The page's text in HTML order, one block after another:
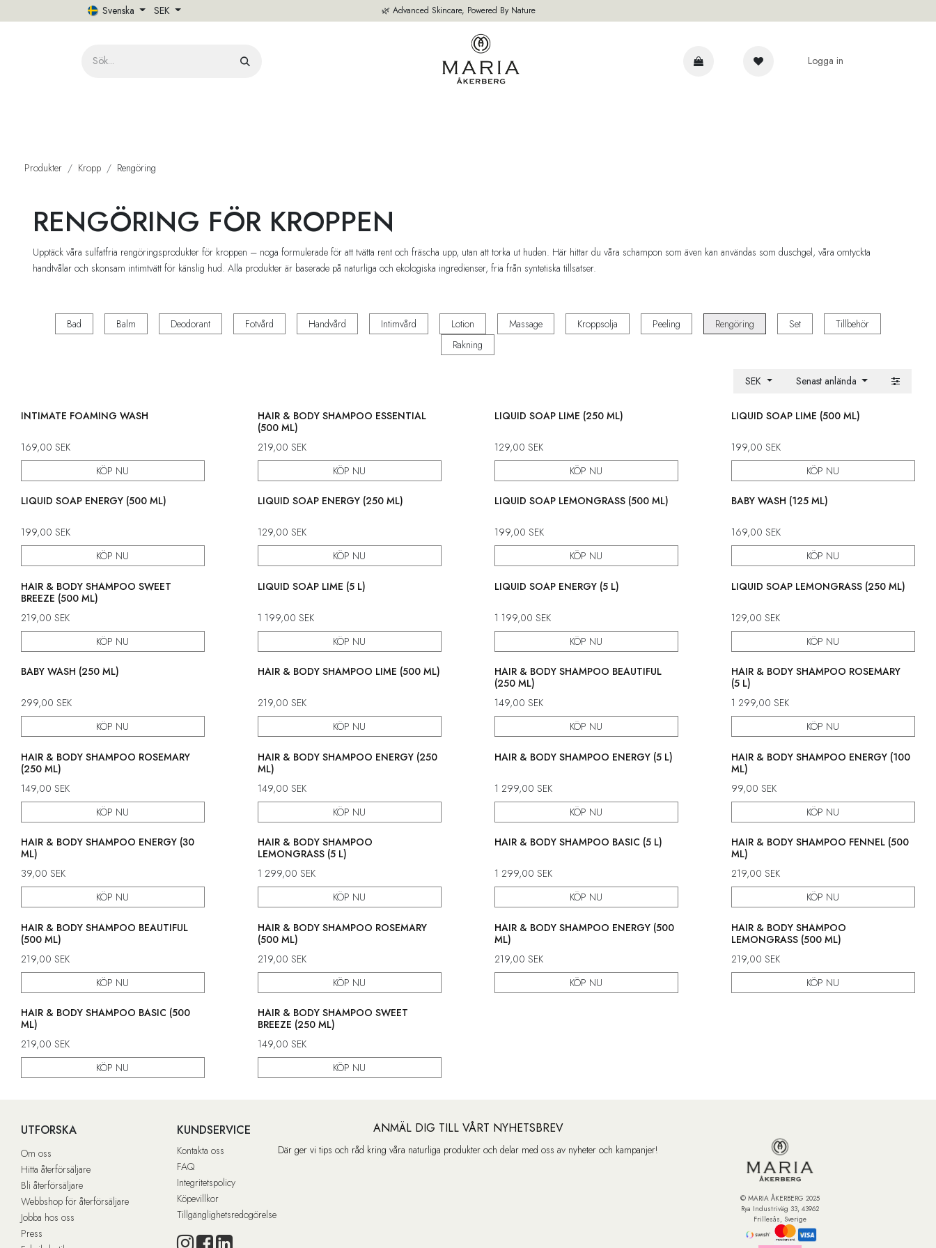
Svenska SEK 🌿 Advanced Skincare, Powered By Nature
Logga in
Produkter Kropp Rengöring
RENGÖRING FÖR KROPPEN
Upptäck våra sulfatfria rengöringsprodukter för kroppen – noga formulerade för att tvätta rent och fräscha upp, utan att torka ut huden. Här hittar du våra schampon som även kan användas som duschgel, våra omtyckta
handtvålar och skonsam intimtvätt för känslig hud. Alla produkter är baserade på naturliga och ekologiska ingredienser, fria från syntetiska tillsatser.
Bad Balm Deodorant Fotvård Handvård Intimvård Lotion Massage Kroppsolja Peeling Rengöring Set
Tillbehör
Rakning
SEK Senast anlända
INTIMATE FOAMING WASH
169,00 SEK
KÖP NU
HAIR & BODY SHAMPOO ESSENTIAL
(500 ML)
219,00 SEK
KÖP NU
LIQUID SOAP LIME (250 ML)
129,00 SEK
KÖP NU
LIQUID SOAP LIME (500 ML)
199,00 SEK
KÖP NU
LIQUID SOAP ENERGY (500 ML)
199,00 SEK
KÖP NU
LIQUID SOAP ENERGY (250 ML)
129,00 SEK
KÖP NU
LIQUID SOAP LEMONGRASS (500 ML)
199,00 SEK
KÖP NU
BABY WASH (125 ML)
169,00 SEK
KÖP NU
HAIR & BODY SHAMPOO SWEET
BREEZE (500 ML)
219,00 SEK
KÖP NU
LIQUID SOAP LIME (5 L)
1 199,00 SEK
KÖP NU
LIQUID SOAP ENERGY (5 L)
1 199,00 SEK
KÖP NU
LIQUID SOAP LEMONGRASS (250 ML)
129,00 SEK
KÖP NU
BABY WASH (250 ML)
299,00 SEK
KÖP NU
HAIR & BODY SHAMPOO LIME (500 ML)
219,00 SEK
KÖP NU
HAIR & BODY SHAMPOO BEAUTIFUL
(250 ML)
149,00 SEK
KÖP NU
HAIR & BODY SHAMPOO ROSEMARY
(5 L)
1 299,00 SEK
KÖP NU
HAIR & BODY SHAMPOO ROSEMARY
(250 ML)
149,00 SEK
KÖP NU
HAIR & BODY SHAMPOO ENERGY (250
ML)
149,00 SEK
KÖP NU
HAIR & BODY SHAMPOO ENERGY (5 L)
1 299,00 SEK
KÖP NU
HAIR & BODY SHAMPOO ENERGY (100
ML)
99,00 SEK
KÖP NU
HAIR & BODY SHAMPOO ENERGY (30
ML)
39,00 SEK
KÖP NU
HAIR & BODY SHAMPOO
LEMONGRASS (5 L)
1 299,00 SEK
KÖP NU
HAIR & BODY SHAMPOO BASIC (5 L)
1 299,00 SEK
KÖP NU
HAIR & BODY SHAMPOO FENNEL (500
ML)
219,00 SEK
KÖP NU
HAIR & BODY SHAMPOO BEAUTIFUL
(500 ML)
219,00 SEK
KÖP NU
HAIR & BODY SHAMPOO ROSEMARY
(500 ML)
219,00 SEK
KÖP NU
HAIR & BODY SHAMPOO ENERGY (500
ML)
219,00 SEK
KÖP NU
HAIR & BODY SHAMPOO
LEMONGRASS (500 ML)
219,00 SEK
KÖP NU
HAIR & BODY SHAMPOO BASIC (500
ML)
219,00 SEK
KÖP NU
HAIR & BODY SHAMPOO SWEET
BREEZE (250 ML)
149,00 SEK
KÖP NU
UTFORSKA
Om oss
Hitta återförsäljare
Bli återförsäljare
Webbshop för återförsäljare
Jobba hos oss
Press
KUNDSERVICE
Kontakta oss
FAQ
Integritetspolicy
Köpevillkor
Tillgänglighetsredogörelse
ANMÄL DIG TILL VÅRT NYHETSBREV
Där ger vi tips och råd kring våra naturliga produkter och delar med oss av nyheter och kampanjer!
© MARIA ÅKERBERG 2025
Rya Industriväg 33, 43962
Frillesås, Sverige